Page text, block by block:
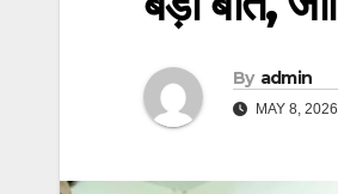
By admin
MAY 8, 2026